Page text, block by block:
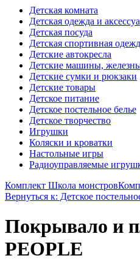
Детская комната
Детская одежда и
Детская посуда
Детская спортивная
Детские автокресла
Детские машины,
Детские сумки и рюкзаки
Детские товары
Детское питание
Детское постельное белье
Детское творчество
Игрушки
Коляски и кроватки
Настольные игры
Радиоуправляемые
Комплект Школа монстров
Вернуться к: Детское
Покрывало и
PEOPLE